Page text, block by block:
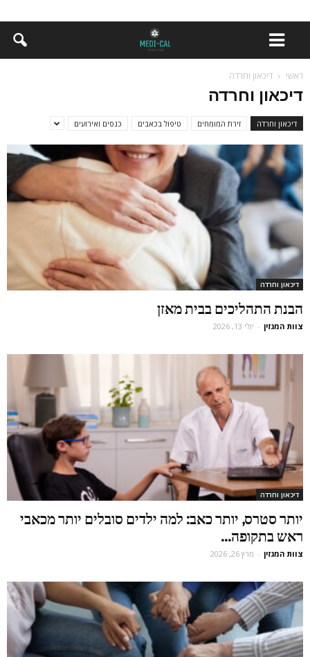
ראשי דיכאון וחרדה
דיכאון וחרדה
דיכאון וחרדה זירת המומחים טיפול בכאבים כנסים ואירועים
דיכאון וחרדה
הבנת התהליכים בבית מאזן
צוות המגזין - יולי 13, 2026
דיכאון וחרדה
יותר סטרס, יותר כאב: למה ילדים סובלים יותר מכאבי
ראש בתקופה...
צוות המגזין - מרץ 26, 2026